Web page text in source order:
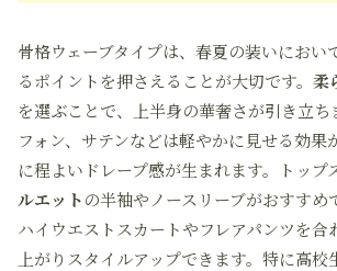
骨格ウェーブタイプは、春夏の装いにおい
るポイントを押さえることが大切です。 柔
を選ぶことで、上半身の華奢さが引き立ち
フォン、サテンなどは軽やかに見せる効果
に程よいドレープ感が生まれます。トップ
ルエットの半袖やノースリーブがおすすめ
ハイウエストスカートやフレアパンツを合
上がりスタイルアップできます。特に高